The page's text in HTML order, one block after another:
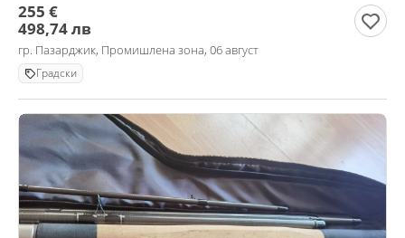
255 €
498,74 лв
гр. Пазарджик, Промишлена зона, 06 август
Градски